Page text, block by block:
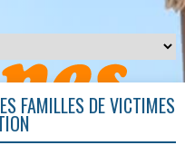
FAMILLES DE VICTIMES